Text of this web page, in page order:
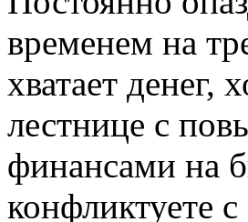
временем на
хватает денег,
лестнице с
финансами на
конфликтуете